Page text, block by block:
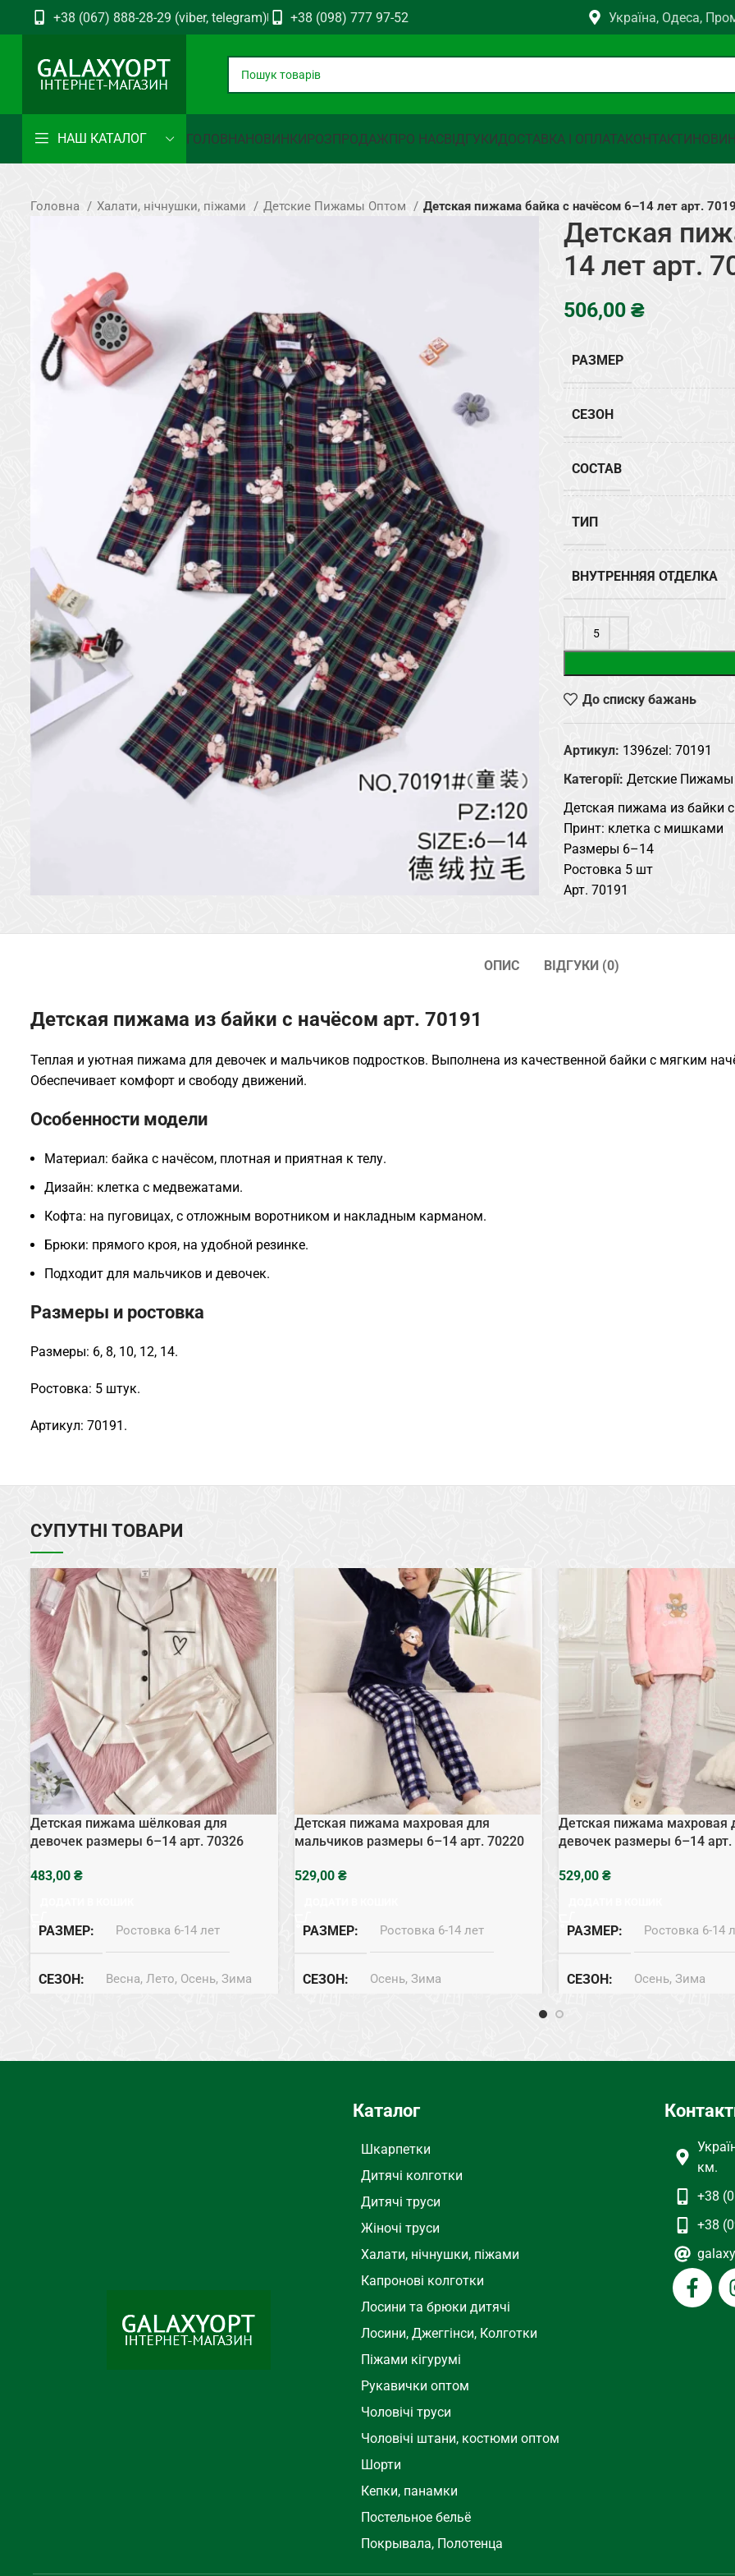
+38 (067) 888-28-29 (viber, telegram) +38 (098) 777 97-52 Україна, Одеса,
НАШ КАТАЛОГ ГОЛОВНАНОВИНКИРОЗПРОДАЖПРО НАСВІДГУКИДОСТАВКА І ОПЛАТАКОНТАКТИ
Головна Халати, нічнушки, піжами Детские Пижамы Оптом Детская пижама байка с начёсом 6–14 лет арт.
Детская
14 лет арт.
₴
РАЗМЕР
СЕЗОН
СОСТАВ
ТИП
ВНУТРЕННЯЯ ОТДЕЛКА
До списку бажань
Артикул: 1396zel: 70191
Категорії: Детские
Детская пижама из байки
Принт: клетка с мишками
Размеры 6–14
Ростовка 5 шт
Арт. 70191
ОПИС ВІДГУКИ (0)
Детская пижама из байки с начёсом арт. 70191
Теплая и уютная пижама для девочек и мальчиков подростков. Выполнена из качественной байки с мягким
Обеспечивает комфорт и свободу движений.
Особенности модели
Материал: байка с начёсом, плотная и приятная к телу.
Дизайн: клетка с медвежатами.
Кофта: на пуговицах, с отложным воротником и накладным карманом.
Брюки: прямого кроя, на удобной резинке.
Подходит для мальчиков и девочек.
Размеры и ростовка
Размеры: 6, 8, 10, 12, 14.
Ростовка: 5 штук.
Артикул: 70191.
СУПУТНІ ТОВАРИ
Детская пижама шёлковая для
девочек размеры 6–14 арт. 70326
₴
РАЗМЕР Ростовка 6-14 лет
СЕЗОН Весна, Лето, Осень, Зима
Детская пижама махровая для
мальчиков размеры 6–14 арт. 70220
₴
РАЗМЕР Ростовка 6-14 лет
СЕЗОН Осень, Зима
Детская пижама махровая
девочек размеры 6–14 арт.
₴
РАЗМЕР Ростовка 6-14
СЕЗОН Осень, Зима
Каталог
Шкарпетки
Дитячі колготки
Дитячі труси
Жіночі труси
Халати, нічнушки, піжами
Капронові колготки
Лосини та брюки дитячі
Лосини, Джеггінси, Колготки
Піжами кігурумі
Рукавички оптом
Чоловічі труси
Чоловічі штани, костюми оптом
Шорти
Кепки, панамки
Постельное бельё
Покрывала, Полотенца
км.
+38
+38